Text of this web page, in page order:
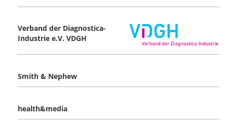
Verband der Diagnostica-
Industrie e.V. VDGH
Smith & Nephew
health&media